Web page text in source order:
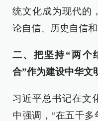
统文化成为现代的
论自信、历史自信
二、把坚持“两个
合”作为建设中华文
习近平总书记在文
中强调，“在五千